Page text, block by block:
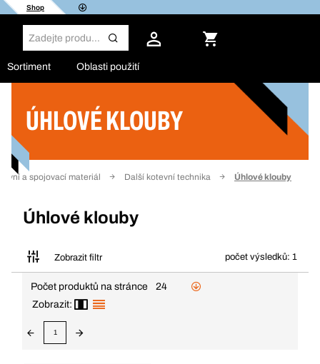
Shop
Sortiment Oblasti použití
ÚHLOVÉ KLOUBY
a spojovací materiál Další kotevní technika Úhlové klouby
Úhlové klouby
Zobrazit filtr počet výsledků: 1
Filtr
Počet produktů na stránce
24
Zobrazit:
1